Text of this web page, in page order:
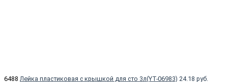
6488 Лейка пластиковая с крышкой для сто 3л(YT-06983) 24.18 руб.